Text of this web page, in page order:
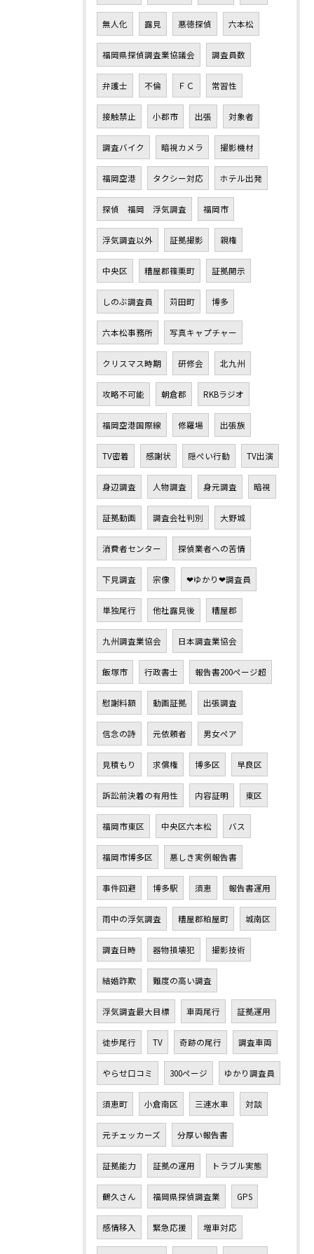
無人化 露見 悪徳探偵 六本松
福岡県探偵調査業協議会 調査員数
弁護士 不倫 ＦＣ 常習性
接触禁止 小郡市 出張 対象者
調査バイク 暗視カメラ 撮影機材
福岡空港 タクシー対応 ホテル出発
探偵 福岡 浮気調査 福岡市
浮気調査以外 証拠撮影 親権
中央区 糟屋郡篠栗町 証拠開示
しのぶ調査員 苅田町 博多
六本松事務所 写真キャプチャー
クリスマス時期 研修会 北九州
攻略不可能 朝倉郡 RKBラジオ
福岡空港国際線 修羅場 出張族
TV密着 感謝状 隠ぺい行動 TV出演
身辺調査 人物調査 身元調査 暗視
証拠動画 調査会社判別 大野城
消費者センター 探偵業者への苦情
下見調査 宗像 ❤ゆかり❤調査員
単独尾行 他社露見後 糟屋郡
九州調査業協会 日本調査業協会
飯塚市 行政書士 報告書200ページ超
慰謝料額 動画証拠 出張調査
信念の詩 元依頼者 男女ペア
見積もり 求償権 博多区 早良区
訴訟前決着の有用性 内容証明 東区
福岡市東区 中央区六本松 バス
福岡市博多区 悪しき実例報告書
事件回避 博多駅 須恵 報告書運用
雨中の浮気調査 糟屋郡粕屋町 城南区
調査日時 器物損壊犯 撮影技術
結婚詐欺 難度の高い調査
浮気調査最大目標 車両尾行 証拠運用
徒歩尾行 TV 奇跡の尾行 調査車両
やらせ口コミ 300ページ ゆかり調査員
須恵町 小倉南区 三連水車 対談
元チェッカーズ 分厚い報告書
証拠能力 証拠の運用 トラブル実態
鶴久さん 福岡県探偵調査業 GPS
感情移入 緊急応援 増車対応